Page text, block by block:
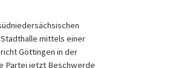
mittels einer
Göttingen in der
Partei jetzt Beschwerde